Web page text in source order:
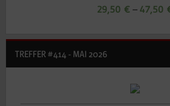
29,50 € – 47,50
TREFFER #414 - MAI 2026